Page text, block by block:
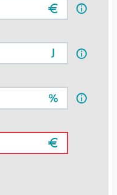
bzw. Richtung
direkt vom Objekt aus
Der Flughafen ist
Heizung und Kühlung)